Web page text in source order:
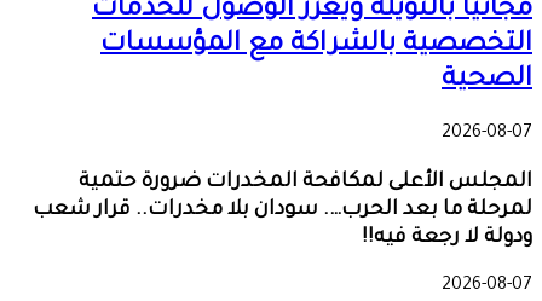
مجانياً بالنويلة ويعزز الوصول للخدمات
التخصصية بالشراكة مع المؤسسات
الصحية
2026-08-07
المجلس الأعلى لمكافحة المخدرات ضرورة حتمية
لمرحلة ما بعد الحرب…. سودان بلا مخدرات.. قرار شعب
ودولة لا رجعة فيه!!
2026-08-07